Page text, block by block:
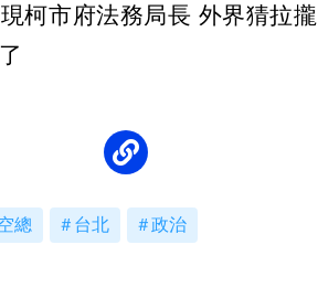
柯市府法務局長 外界猜拉攏
總 台北 政治